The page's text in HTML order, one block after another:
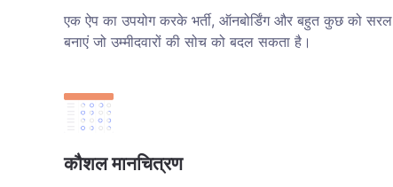
एक ऐप का उपयोग करके भर्ती, ऑनबोर्डिंग और बहुत कुछ को सरल
बनाएं जो उम्मीदवारों की सोच को बदल सकता है।
कौशल मानचित्रण